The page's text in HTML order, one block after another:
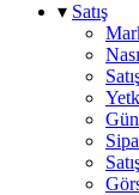
▾ Satış